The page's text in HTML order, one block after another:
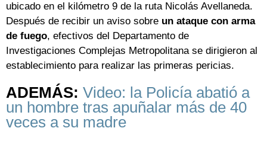
ubicado en el kilómetro 9 de la ruta Nicolás Avellaneda.
Después de recibir un aviso sobre un ataque con arma
de fuego, efectivos del Departamento de
Investigaciones Complejas Metropolitana se dirigieron al
establecimiento para realizar las primeras pericias.
ADEMÁS: Video: la Policía abatió a
un hombre tras apuñalar más de 40
veces a su madre